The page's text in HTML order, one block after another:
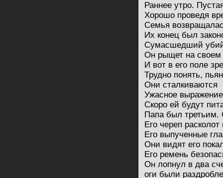
Раннее утро.
Хорошо проведя
Семья
Их конец был
Сумасшедший
Он рыщет на своем
И вот в его поле
Трудно понять,
Они сталкиваются
Ужасное
Скоро ей будут
Папа был третьим.
Его череп расколот
Его выпученные
Они видят его
Его ремень
Он лопнул в два
оги были